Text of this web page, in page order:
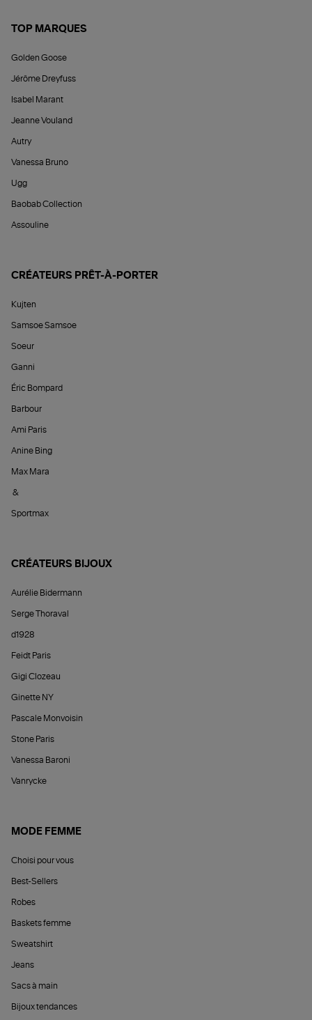
TOP MARQUES
Golden Goose
Jérôme Dreyfuss
Isabel Marant
Jeanne Vouland
Autry
Vanessa Bruno
Ugg
Baobab Collection
Assouline
CRÉATEURS PRÊT-À-PORTER
Kujten
Samsoe Samsoe
Soeur
Ganni
Éric Bompard
Barbour
Ami Paris
Anine Bing
Max Mara
&
Sportmax
CRÉATEURS BIJOUX
Aurélie Bidermann
Serge Thoraval
d1928
Feidt Paris
Gigi Clozeau
Ginette NY
Pascale Monvoisin
Stone Paris
Vanessa Baroni
Vanrycke
MODE FEMME
Choisi pour vous
Best-Sellers
Robes
Baskets femme
Sweatshirt
Jeans
Sacs à main
Bijoux tendances